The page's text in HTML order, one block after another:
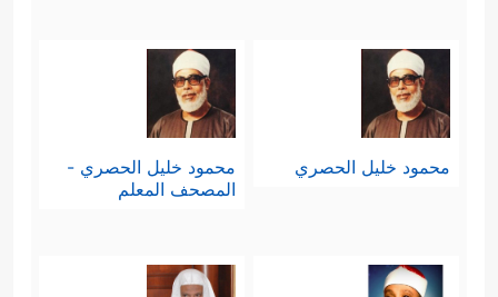
محمود خليل الحصري
محمود خليل الحصري -
المصحف المعلم